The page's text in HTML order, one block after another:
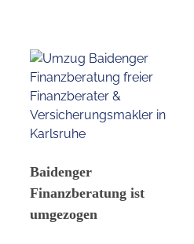
Baidenger
Finanzberatung ist
umgezogen